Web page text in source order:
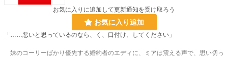
お気に入りに追加して更新通知を受け取ろう
お気に入り追加
「……悪いと思っているのなら、く、口付け、してください」
妹のコーリーばかり優先する婚約者のエディに、ミアは震える声で、思い切っ